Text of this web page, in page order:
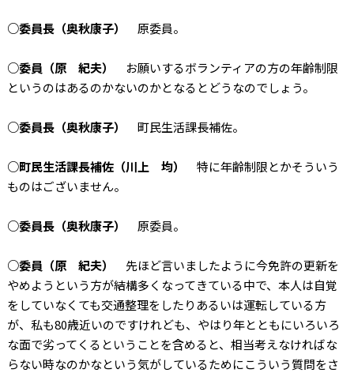
○委員長（奥秋康子） 原委員。
○委員（原 紀夫）
お願いするボランティアの方の年齢制限
というのはあるのかないのかとなるとどうなのでしょう。
○委員長（奥秋康子） 町民生活課長補佐。
○町民生活課長補佐（川上 均）
特に年齢制限とかそういう
ものはございません。
○委員長（奥秋康子） 原委員。
○委員（原 紀夫）
先ほど言いましたように今免許の更新を
やめようという方が結構多くなってきている中で、本人は自覚
をしていなくても交通整理をしたりあるいは運転している方
が、私も80歳近いのですけれども、やはり年とともにいろいろ
な面で劣ってくるということを含めると、相当考えなければな
らない時なのかなという気がしているためにこういう質問をさ